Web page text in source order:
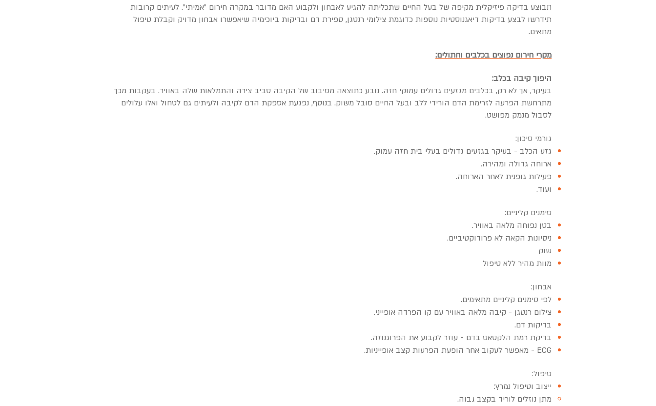
תבוצע בדיקה פיזיקלית מקיפה של בעל החיים שתכליתה להגיע לאבחון ולקבוע האם מדובר במקרה חירום "אמיתי". לעיתים קרובות
תידרשו לבצע בדיקות דיאגנוסטיות נוספות כדוגמת צילומי רנטגן, ספירת דם ובדיקות ביוכימיה שיאפשרו אבחון מדויק וקבלת טיפול
מתאים.
מקרי חירום נפוצים בכלבים וחתולים:
היפוך קיבה בכלב:
בעיקר, אך לא רק, בכלבים מגזעים גדולים עמוקי חזה. נובע כתוצאה מסיבוב של הקיבה סביב צירה והתמלאות שלה באוויר. בעקבות מכך
מתרחשת הפרעה לזרימת הדם הורידי ללב ובעל החיים סובל משוק. בנוסף, נפגעת אספקת הדם לקיבה ולעיתים גם לטחול ואלו עלולים
לסבול מנמק מפושט.
גורמי סיכון:
גזע הכלב - בעיקר בגזעים גדולים בעלי בית חזה עמוק.
ארוחה גדולה ומהירה.
פעילות גופנית לאחר הארוחה.
ועוד.
סימנים קליניים:
בטן נפוחה מלאה באוויר.
ניסיונות הקאה לא פרודוקטיביים.
שוק
מוות מהיר ללא טיפול
אבחון:
לפי סימנים קליניים מתאימים.
צילום רנטגן - קיבה מלאה באוויר עם קו הפרדה אופייני.
בדיקות דם.
בדיקת רמת הלקטאט בדם - עוזר לקבוע את הפרוגנוזה.
ECG - מאפשר לעקוב אחר הופעת הפרעות קצב אופייניות.
טיפול:
ייצוב וטיפול נמרץ:
מתן נוזלים לוריד בקצב גבוה.